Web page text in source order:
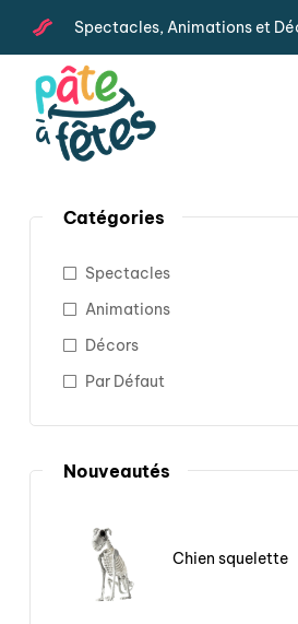
Spectacles, Animations et
Catégories
Spectacles
Animations
Décors
Par Défaut
Nouveautés
Chien squelette